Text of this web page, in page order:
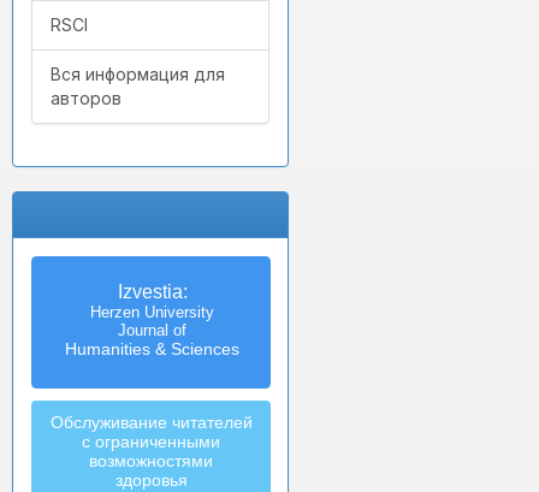
RSCI
Вся информация для
авторов
Izvestia:
Herzen University
Journal of
Humanities & Sciences
Обслуживание читателей
с ограниченными
возможностями
здоровья